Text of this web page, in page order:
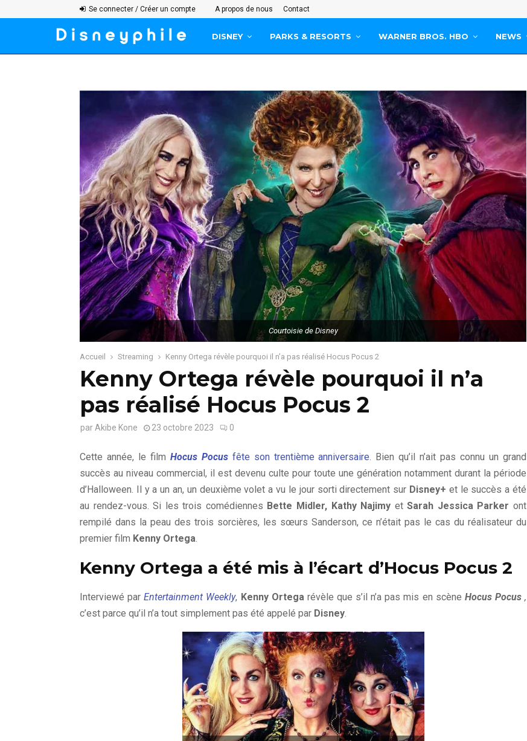
Se connecter / Créer un compte A propos de nous Contact
DISNEY PARKS & RESORTS WARNER BROS. HBO NEWS
Courtoisie de Disney
Accueil Streaming Kenny Ortega révèle pourquoi il n’a pas réalisé Hocus Pocus 2
Kenny Ortega révèle pourquoi il n’a
pas réalisé Hocus Pocus 2
parAkibe Kone 23 octobre 2023 0
Cette année, le film Hocus Pocus fête son trentième anniversaire. Bien qu’il n’ait pas connu un grand
succès au niveau commercial, il est devenu culte pour toute une génération notamment durant la période
d’Halloween. Il y a un an, un deuxième volet a vu le jour sorti directement sur Disney+ et le succès a été
au rendez-vous. Si les trois comédiennes Bette Midler, Kathy Najimy etSarah Jessica Parker ont
rempilé dans la peau des trois sorcières, les sœurs Sanderson, ce n’était pas le cas du réalisateur du
premier film Kenny Ortega.
Kenny Ortega a été mis à l’écart d’Hocus Pocus 2
Interviewé parEntertainment Weekly, Kenny Ortegarévèle que s’il n’a pas mis en scène Hocus Pocus ,
c’est parce qu’il n’a tout simplement pas été appelé par Disney.